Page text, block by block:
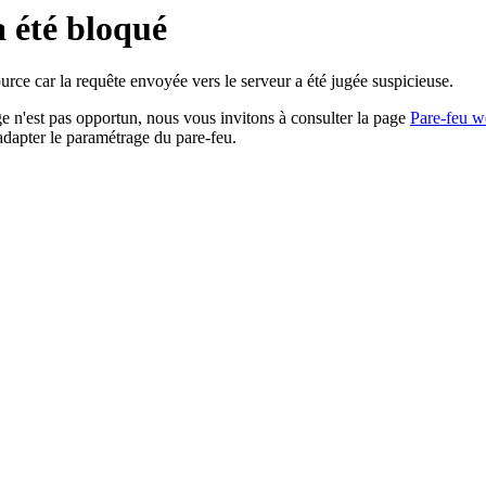
été bloqué
car la requête envoyée vers le serveur a été jugée suspicieuse.
n'est pas opportun, nous vous invitons à consulter la page Pare-feu
le paramétrage du pare-feu.